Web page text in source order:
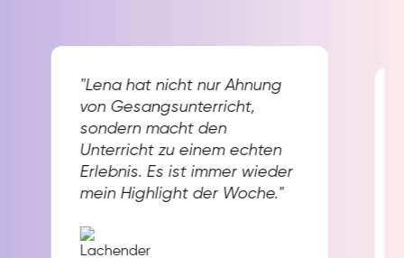
"Lena hat nicht nur Ahnung
von Gesangsunterricht,
sondern macht den
Unterricht zu einem echten
Erlebnis. Es ist immer wieder
mein Highlight der Woche."